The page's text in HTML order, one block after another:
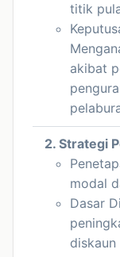
titik
akibat
2. Strategi
modal
Dasar